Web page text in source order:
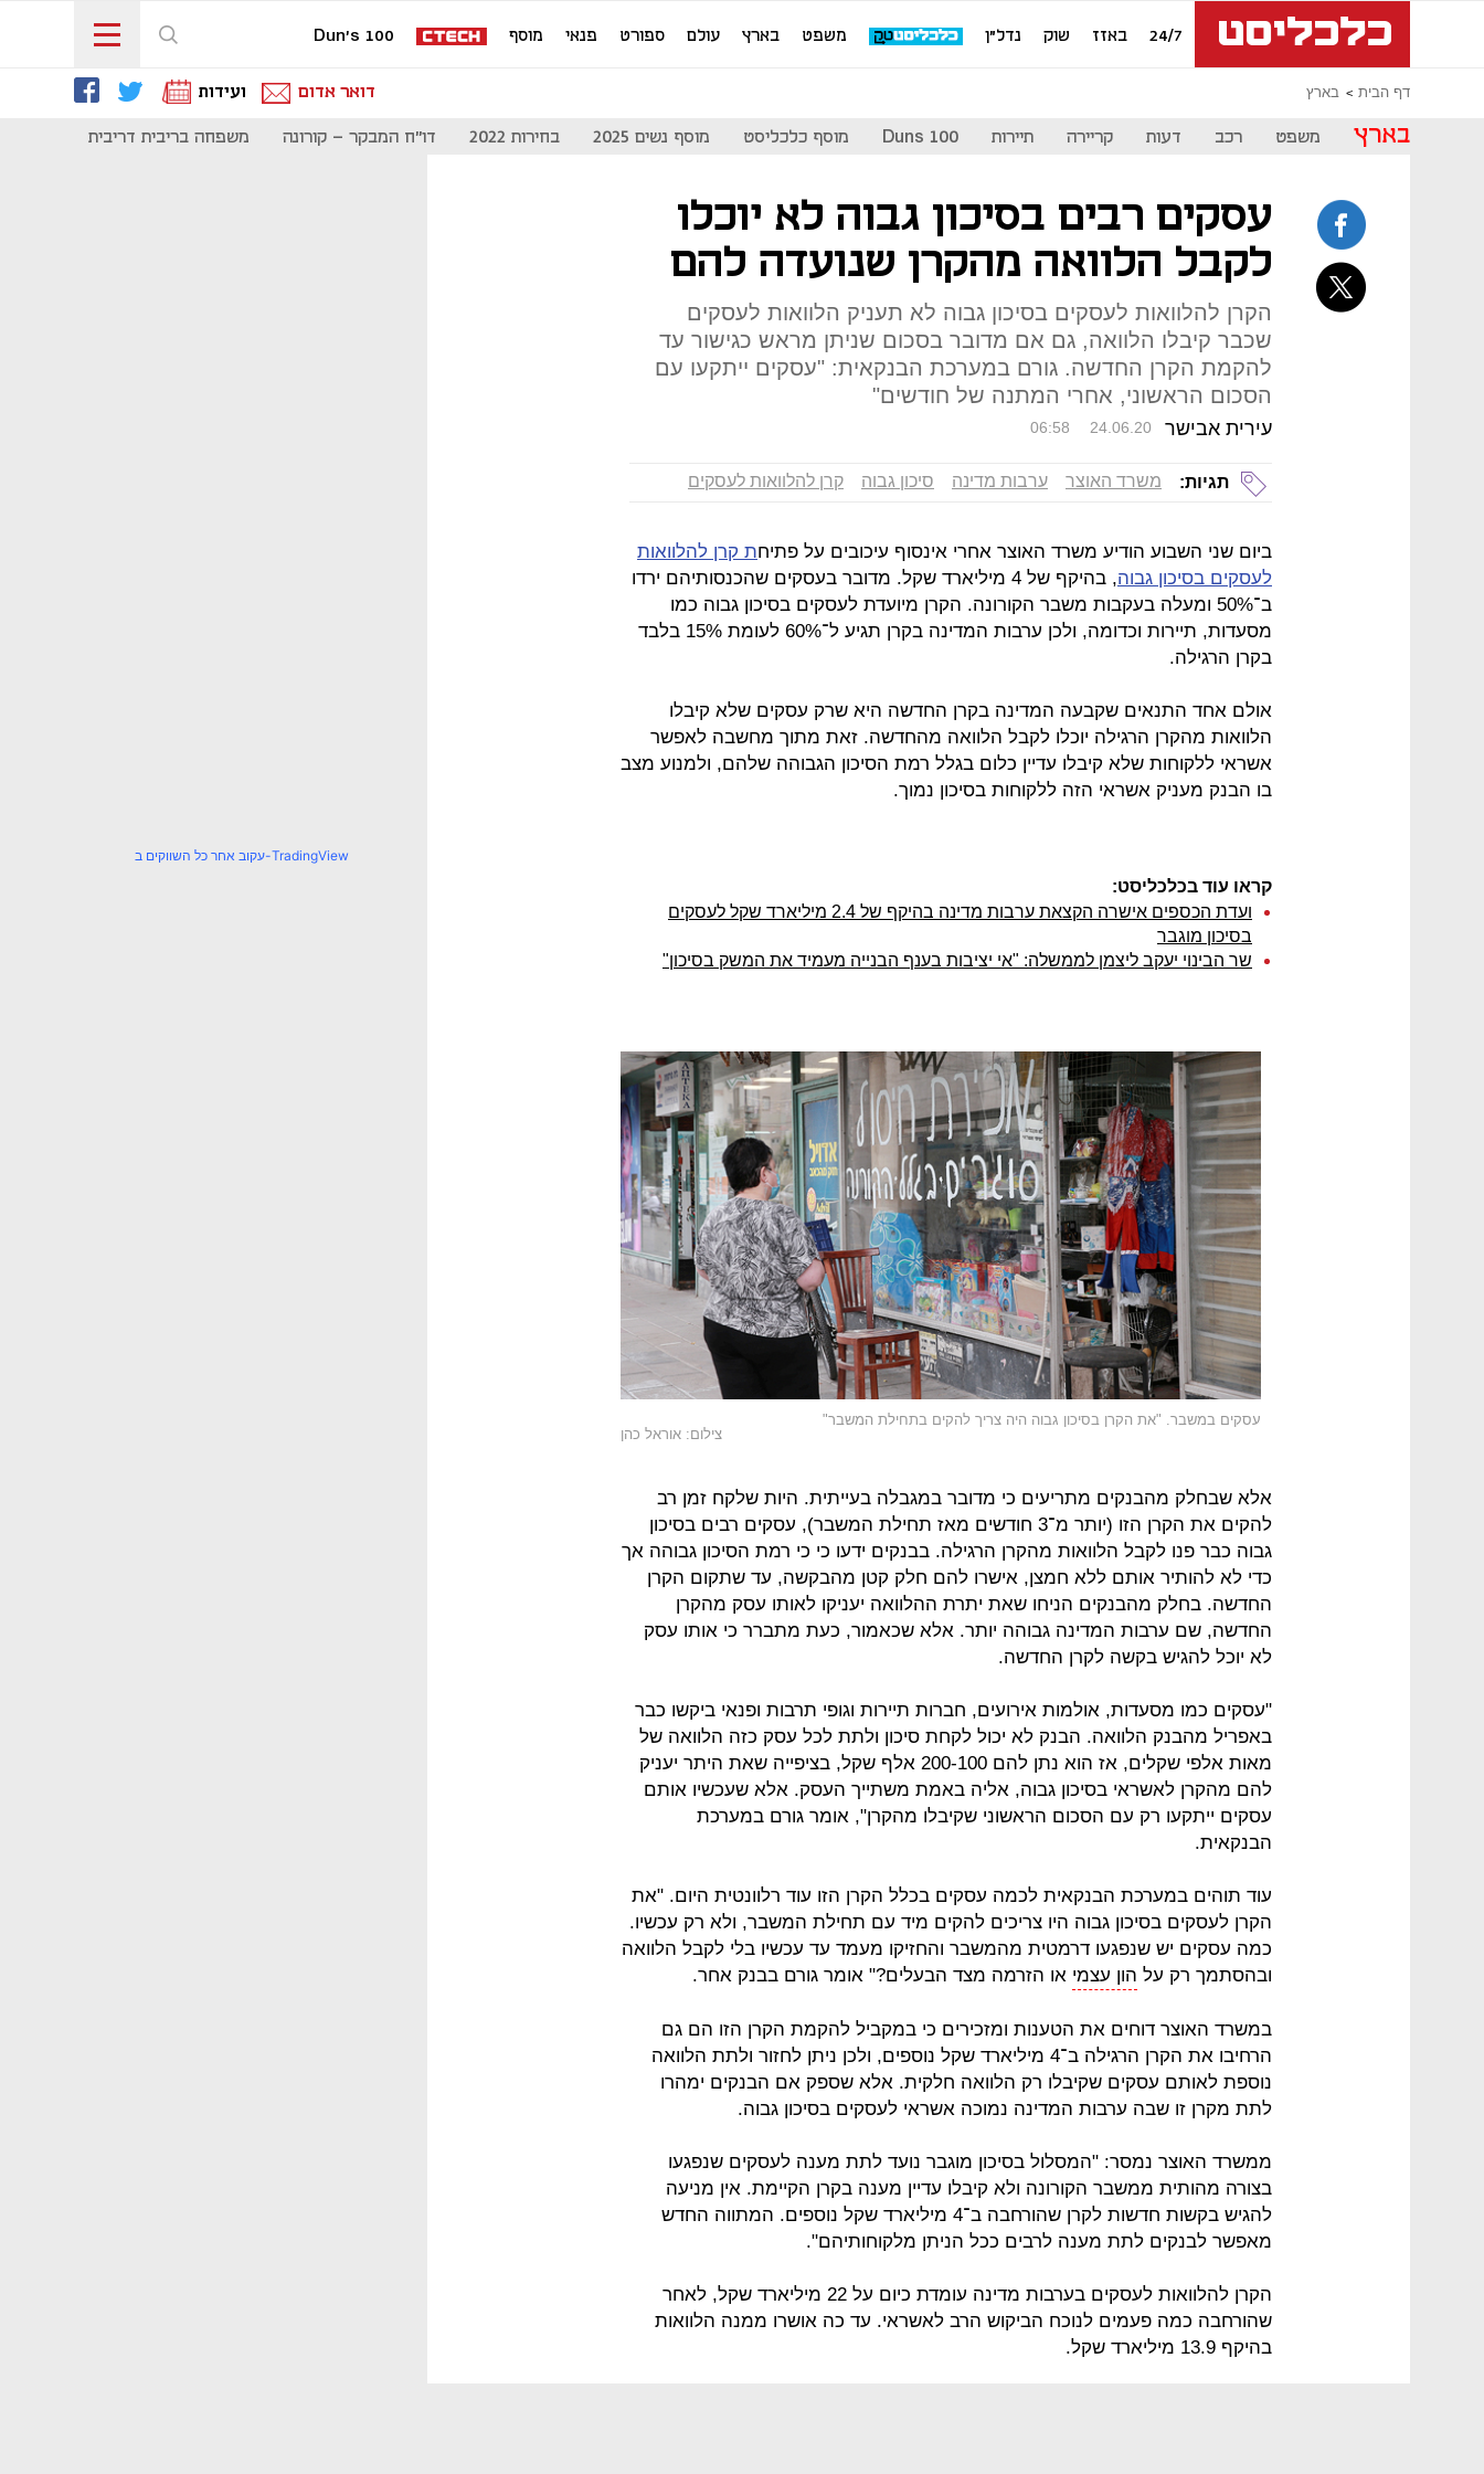
24/7 באזז שוק נדל"ן משפט בארץ עולם ספורט פנאי מוסף Dun's 100
דף הבית בארץ דואר אדום ועידות
בארץ משפט רכב דעות קריירה תיירות Duns 100 מוסף כלכליסט מוסף נשים 2025 בחירות 2022 דו"ח המבקר - קורונה משפחה בריבית דריבית
עסקים רבים בסיכון גבוה לא יוכלו
לקבל הלוואה מהקרן שנועדה להם
הקרן להלוואות לעסקים בסיכון גבוה לא תעניק הלוואות לעסקים
שכבר קיבלו הלוואה, גם אם מדובר בסכום שניתן מראש כגישור עד
להקמת הקרן החדשה. גורם במערכת הבנקאית: "עסקים ייתקעו עם
הסכום הראשוני, אחרי המתנה של חודשים"
עירית אבישר 06:58 24.06.20
תגיות: משרד האוצר ערבות מדינה סיכון גבוה קרן להלוואות לעסקים
ביום שני השבוע הודיע משרד האוצר אחרי אינסוף עיכובים על פתיחת קרן להלוואות
לעסקים בסיכון גבוה
, בהיקף של 4 מיליארד שקל. מדובר בעסקים שהכנסותיהם ירדו
ב־50% ומעלה בעקבות משבר הקורונה. הקרן מיועדת לעסקים בסיכון גבוה כמו
מסעדות, תיירות וכדומה, ולכן ערבות המדינה בקרן תגיע ל־60% לעומת 15% בלבד
בקרן הרגילה.
אולם אחד התנאים שקבעה המדינה בקרן החדשה היא שרק עסקים שלא קיבלו
הלוואות מהקרן הרגילה יוכלו לקבל הלוואה מהחדשה. זאת מתוך מחשבה לאפשר
אשראי ללקוחות שלא קיבלו עדיין כלום בגלל רמת הסיכון הגבוהה שלהם, ולמנוע מצב
בו הבנק מעניק אשראי הזה ללקוחות בסיכון נמוך.
קראו עוד בכלכליסט:
ועדת הכספים אישרה הקצאת ערבות מדינה בהיקף של 2.4 מיליארד שקל לעסקים
בסיכון מוגבר
שר הבינוי יעקב ליצמן לממשלה: "אי יציבות בענף הבנייה מעמיד את המשק בסיכון"
עסקים במשבר. "את הקרן בסיכון גבוה היה צריך להקים בתחילת המשבר"
צילום: אוראל כהן
אלא שבחלק מהבנקים מתריעים כי מדובר במגבלה בעייתית. היות שלקח זמן רב
להקים את הקרן הזו (יותר מ־3 חודשים מאז תחילת המשבר), עסקים רבים בסיכון
גבוה כבר פנו לקבל הלוואות מהקרן הרגילה. בבנקים ידעו כי כי רמת הסיכון גבוהה אך
כדי לא להותיר אותם ללא חמצן, אישרו להם חלק קטן מהבקשה, עד שתקום הקרן
החדשה. בחלק מהבנקים הניחו שאת יתרת ההלוואה יעניקו לאותו עסק מהקרן
החדשה, שם ערבות המדינה גבוהה יותר. אלא שכאמור, כעת מתברר כי אותו עסק
לא יוכל להגיש בקשה לקרן החדשה.
"עסקים כמו מסעדות, אולמות אירועים, חברות תיירות וגופי תרבות ופנאי ביקשו כבר
באפריל מהבנק הלוואה. הבנק לא יכול לקחת סיכון ולתת לכל עסק כזה הלוואה של
מאות אלפי שקלים, אז הוא נתן להם 200-100 אלף שקל, בציפייה שאת היתר יעניק
להם מהקרן לאשראי בסיכון גבוה, אליה באמת משתייך העסק. אלא שעכשיו אותם
עסקים ייתקעו רק עם הסכום הראשוני שקיבלו מהקרן", אומר גורם במערכת
הבנקאית.
עוד תוהים במערכת הבנקאית לכמה עסקים בכלל הקרן הזו עוד רלוונטית היום. "את
הקרן לעסקים בסיכון גבוה היו צריכים להקים מיד עם תחילת המשבר, ולא רק עכשיו.
כמה עסקים יש שנפגעו דרמטית מהמשבר והחזיקו מעמד עד עכשיו בלי לקבל הלוואה
ובהסתמך רק על הון עצמי או הזרמה מצד הבעלים?" אומר גורם בבנק אחר.
במשרד האוצר דוחים את הטענות ומזכירים כי במקביל להקמת הקרן הזו הם גם
הרחיבו את הקרן הרגילה ב־4 מיליארד שקל נוספים, ולכן ניתן לחזור ולתת הלוואה
נוספת לאותם עסקים שקיבלו רק הלוואה חלקית. אלא שספק אם הבנקים ימהרו
לתת מקרן זו שבה ערבות המדינה נמוכה אשראי לעסקים בסיכון גבוה.
ממשרד האוצר נמסר: "המסלול בסיכון מוגבר נועד לתת מענה לעסקים שנפגעו
בצורה מהותית ממשבר הקורונה ולא קיבלו עדיין מענה בקרן הקיימת. אין מניעה
להגיש בקשות חדשות לקרן שהורחבה ב־4 מיליארד שקל נוספים. המתווה החדש
מאפשר לבנקים לתת מענה לרבים ככל הניתן מלקוחותיהם".
הקרן להלוואות לעסקים בערבות מדינה עומדת כיום על 22 מיליארד שקל, לאחר
שהורחבה כמה פעמים לנוכח הביקוש הרב לאשראי. עד כה אושרו ממנה הלוואות
בהיקף 13.9 מיליארד שקל.
עקוב אחר כל השווקים ב-TradingView